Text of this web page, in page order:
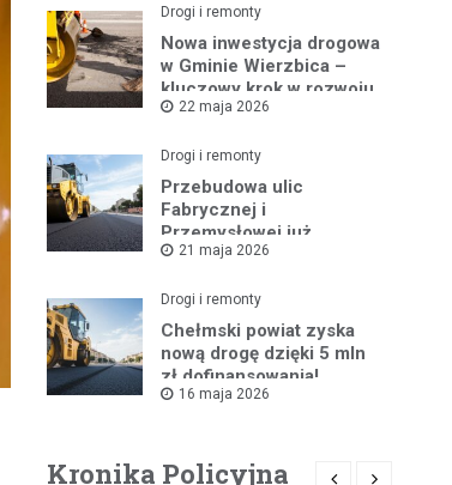
Drogi i remonty
Nowa inwestycja drogowa
w Gminie Wierzbica –
kluczowy krok w rozwoju
regionu
22 maja 2026
Drogi i remonty
Przebudowa ulic
Fabrycznej i
Przemysłowej już
ruszyła!
21 maja 2026
Drogi i remonty
Chełmski powiat zyska
nową drogę dzięki 5 mln
zł dofinansowania!
16 maja 2026
Kronika Policyjna